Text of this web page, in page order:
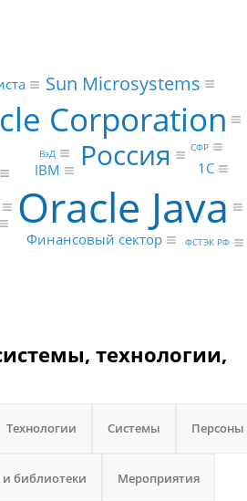
Oracle Java
Corporation
Россия
Sun Microsystems
IBM
Финансовый сектор
1С
ВэД
ФСТЭК РФ
СФР
технологии,
Технологии Системы Персоны
библиотеки Мероприятия